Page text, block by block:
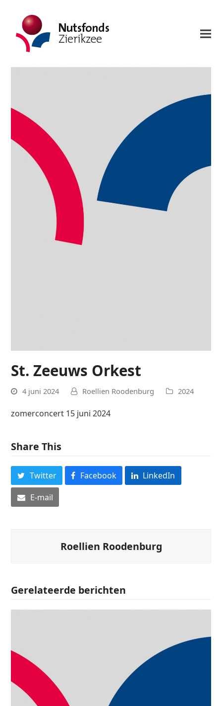
St. Zeeuws Orkest
4 juni 2024 Roellien Roodenburg 2024
zomerconcert 15 juni 2024
Share This
Twitter Facebook
LinkedIn
E-mail
Roellien Roodenburg
Gerelateerde berichten